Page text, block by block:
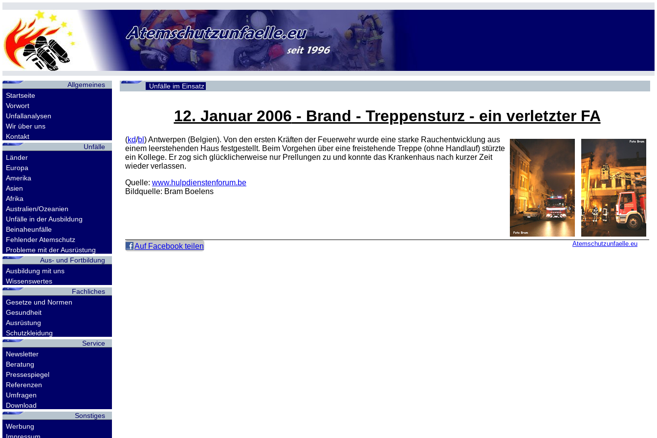
Allgemeines
Startseite
Vorwort
Unfallanalysen
Wir über uns
Kontakt
Unfälle
Länder
Europa
Amerika
Asien
Afrika
Australien/Ozeanien
Unfälle in der Ausbildung
Beinaheunfälle
Fehlender Atemschutz
Probleme mit der Ausrüstung
Aus- und Fortbildung
Ausbildung mit uns
Wissenswertes
Fachliches
Gesetze und Normen
Gesundheit
Ausrüstung
Schutzkleidung
Service
Newsletter
Beratung
Pressespiegel
Referenzen
Umfragen
Download
Sonstiges
Werbung
Unfälle im Einsatz
12. Januar 2006 - Brand - Treppensturz - ein verletzter FA
(kd/bl ) Antwerpen (Belgien). Von den ersten Kräften der Feuerwehr wurde eine starke Rauchentwicklung aus
einem leerstehenden Haus festgestellt. Beim Vorgehen über eine freistehende Treppe (ohne Handlauf) stürzte
ein Kollege. Er zog sich glücklicherweise nur Prellungen zu und konnte das Krankenhaus nach kurzer Zeit
wieder verlassen.
Quelle: www.hulpdienstenforum.be
Bildquelle: Bram Boelens
Auf Facebook teilen Atemschutzunfaelle.eu